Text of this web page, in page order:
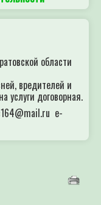
области
вредителей и
договорная.
e-